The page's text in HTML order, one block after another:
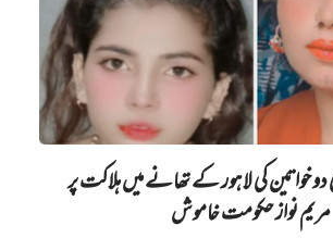
خواتین کی لاہور کے تھانے میں‌ ہلاکت پر
مریم نواز حکومت خاموش